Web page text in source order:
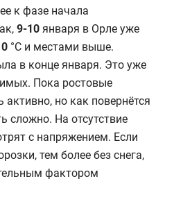
к фазе начала
9-10 января в Орле уже
°C и местами выше.
в конце января. Это уже
Пока ростовые
активно, но как повернётся
сложно. На отсутствие
с напряжением. Если
тем более без снега,
фактором